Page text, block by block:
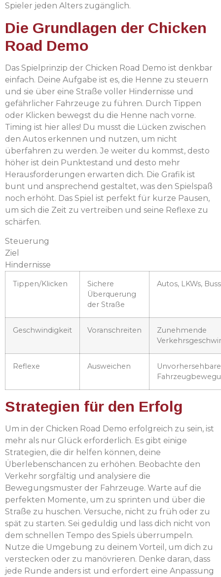
Spieler jeden Alters zugänglich.
Die Grundlagen der Chicken
Road Demo
Das Spielprinzip der Chicken Road Demo ist denkbar
einfach. Deine Aufgabe ist es, die Henne zu steuern
und sie über eine Straße voller Hindernisse und
gefährlicher Fahrzeuge zu führen. Durch Tippen
oder Klicken bewegst du die Henne nach vorne.
Timing ist hier alles! Du musst die Lücken zwischen
den Autos erkennen und nutzen, um nicht
überfahren zu werden. Je weiter du kommst, desto
höher ist dein Punktestand und desto mehr
Herausforderungen erwarten dich. Die Grafik ist
bunt und ansprechend gestaltet, was den Spielspaß
noch erhöht. Das Spiel ist perfekt für kurze Pausen,
um sich die Zeit zu vertreiben und seine Reflexe zu
schärfen.
Steuerung
Ziel
Hindernisse
Tippen/Klicken
Sichere
Überquerung
der Straße
Autos, LKWs,
Geschwindigkeit Voranschreiten
Zunehmende
Reflexe Ausweichen
Unvorhersehbare
Strategien für den Erfolg
Um in der Chicken Road Demo erfolgreich zu sein, ist
mehr als nur Glück erforderlich. Es gibt einige
Strategien, die dir helfen können, deine
Überlebenschancen zu erhöhen. Beobachte den
Verkehr sorgfältig und analysiere die
Bewegungsmuster der Fahrzeuge. Warte auf die
perfekten Momente, um zu sprinten und über die
Straße zu huschen. Versuche, nicht zu früh oder zu
spät zu starten. Sei geduldig und lass dich nicht von
dem schnellen Tempo des Spiels überrumpeln.
Nutze die Umgebung zu deinem Vorteil, um dich zu
verstecken oder zu manövrieren. Denke daran, dass
jede Runde anders ist und erfordert eine Anpassung